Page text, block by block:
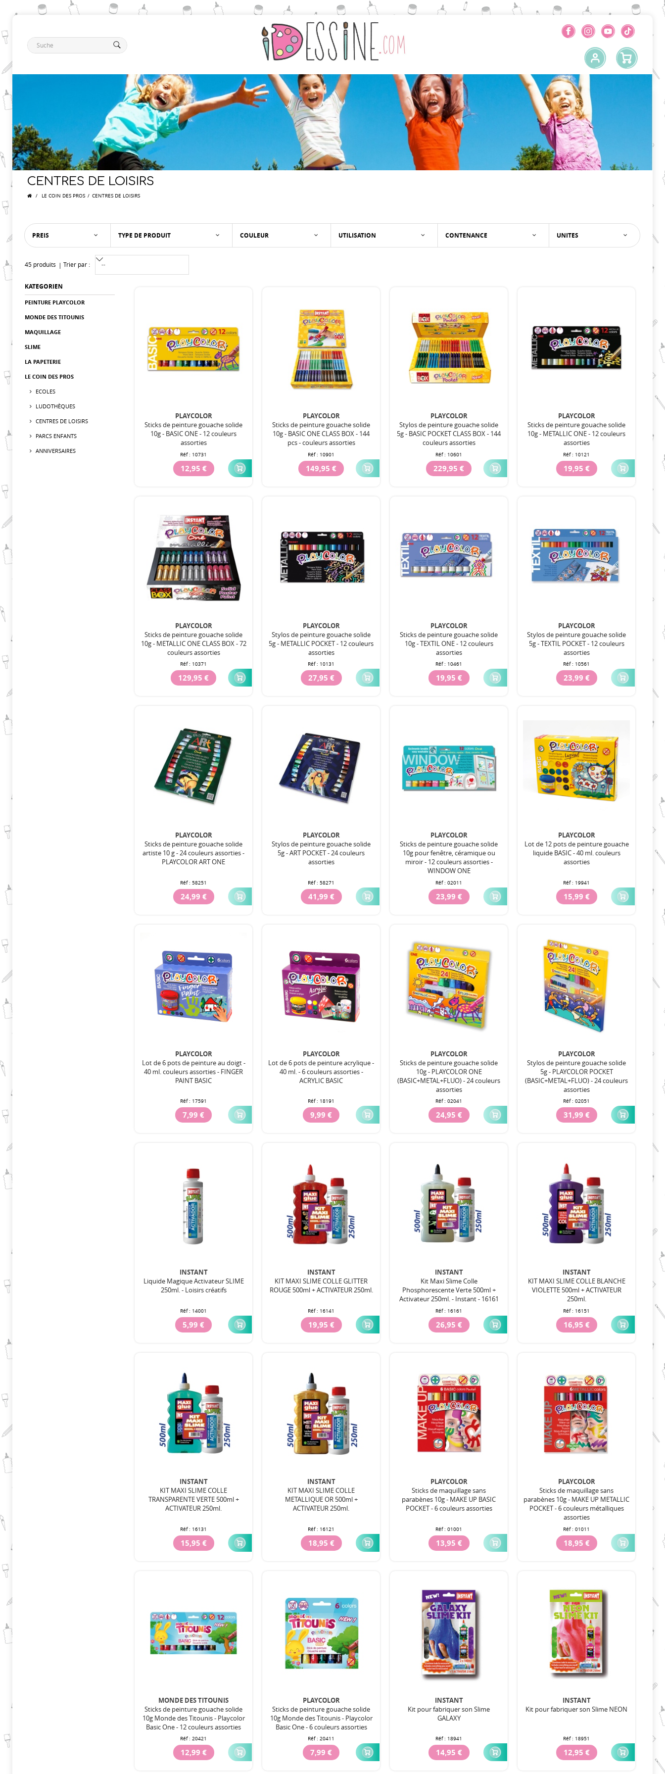
CENTRES DE LOISIRS
/ LE COIN DES PROS / CENTRES DE LOISIRS
PREIS TYPE DE PRODUIT COULEUR UTILISATION CONTENANCE UNITES
45 produits Trier par :
KATEGORIEN
PEINTURE PLAYCOLOR
MONDE DES TITOUNIS
MAQUILLAGE
SLIME
LA PAPETERIE
LE COIN DES PROS
ECOLES
LUDOTHÈQUES
CENTRES DE LOISIRS
PARCS ENFANTS
ANNIVERSAIRES
PLAYCOLOR
Sticks de peinture gouache solide
10g - BASIC ONE - 12 couleurs
assorties
Réf : 10731
12,95 €
PLAYCOLOR
Sticks de peinture gouache solide
10g - BASIC ONE CLASS BOX - 144
pcs - couleurs assorties
Réf : 10901
149,95 €
PLAYCOLOR
Stylos de peinture gouache solide
5g - BASIC POCKET CLASS BOX - 144
couleurs assorties
Réf : 10601
229,95 €
PLAYCOLOR
Sticks de peinture gouache solide
10g - METALLIC ONE - 12 couleurs
assorties
Réf : 10121
19,95 €
PLAYCOLOR
Sticks de peinture gouache solide
10g - METALLIC ONE CLASS BOX - 72
couleurs assorties
Réf : 10371
129,95 €
PLAYCOLOR
Stylos de peinture gouache solide
5g - METALLIC POCKET - 12 couleurs
assorties
Réf : 10131
27,95 €
PLAYCOLOR
Sticks de peinture gouache solide
10g - TEXTIL ONE - 12 couleurs
assorties
Réf : 10461
19,95 €
PLAYCOLOR
Stylos de peinture gouache solide
5g - TEXTIL POCKET - 12 couleurs
assorties
Réf : 10561
23,99 €
PLAYCOLOR
Sticks de peinture gouache solide
artiste 10 g - 24 couleurs assorties -
PLAYCOLOR ART ONE
Réf :58251
24,99 €
PLAYCOLOR
Stylos de peinture gouache solide
5g - ART POCKET - 24 couleurs
assorties
Réf :58271
41,99 €
PLAYCOLOR
Sticks de peinture gouache solide
10g pour fenêtre, céramique ou
miroir - 12 couleurs assorties -
WINDOW ONE
Réf :02011
23,99 €
PLAYCOLOR
Lot de 12 pots de peinture gouache
liquide BASIC - 40 ml. couleurs
assorties
Réf : 19941
15,99 €
PLAYCOLOR
Lot de 6 pots de peinture au doigt -
40 ml. couleurs assorties - FINGER
PAINT BASIC
Réf : 17591
7,99 €
PLAYCOLOR
Lot de 6 pots de peinture acrylique -
40 ml. - 6 couleurs assorties -
ACRYLIC BASIC
Réf : 18191
9,99 €
PLAYCOLOR
Sticks de peinture gouache solide
10g - PLAYCOLOR ONE
(BASIC+METAL+FLUO) - 24 couleurs
assorties
Réf :02041
24,95 €
PLAYCOLOR
Stylos de peinture gouache solide
5g - PLAYCOLOR POCKET
(BASIC+METAL+FLUO) - 24 couleurs
assorties
Réf : 02051
31,99 €
INSTANT
Liquide Magique Activateur SLIME
250ml. - Loisirs créatifs
Réf : 14001
5,99 €
INSTANT
KIT MAXI SLIME COLLE GLITTER
ROUGE 500ml + ACTIVATEUR 250ml.
Réf : 16141
19,95 €
INSTANT
Kit Maxi Slime Colle
Phosphorescente Verte 500ml +
Activateur 250ml. - Instant - 16161
Réf : 16161
26,95 €
INSTANT
KIT MAXI SLIME COLLE BLANCHE
VIOLETTE 500ml + ACTIVATEUR
250ml.
Réf : 16151
16,95 €
INSTANT
KIT MAXI SLIME COLLE
TRANSPARENTE VERTE 500ml +
ACTIVATEUR 250ml.
Réf : 16131
15,95 €
INSTANT
KIT MAXI SLIME COLLE
METALLIQUE OR 500ml +
ACTIVATEUR 250ml.
Réf : 16121
18,95 €
PLAYCOLOR
Sticks de maquillage sans
parabènes 10g - MAKE UP BASIC
POCKET - 6 couleurs assorties
Réf :01001
13,95 €
PLAYCOLOR
Sticks de maquillage sans
parabènes 10g - MAKE UP METALLIC
POCKET - 6 couleurs métalliques
assorties
Réf : 01011
18,95 €
MONDE DES TITOUNIS
Sticks de peinture gouache solide
10g Monde des Titounis - Playcolor
Basic One - 12 couleurs assorties
Réf :20421
12,99 €
PLAYCOLOR
Sticks de peinture gouache solide
10g Monde des Titounis - Playcolor
Basic One - 6 couleurs assorties
Réf :20411
7,99 €
INSTANT
Kit pour fabriquer son Slime
GALAXY
Réf : 18941
14,95 €
INSTANT
Kit pour fabriquer son Slime NEON
Réf : 18951
12,95 €